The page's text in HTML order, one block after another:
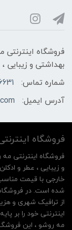
فروشگاه اینترنتی
بهداشتی و زیبایی
شماره تماس:
آدرس ایمیل:
فروشگاه
فروشگاه اینترنتی مه‌
و زیبایی ، عطر و
خارجی با قیمت
شده است. در
از ترافیک شهری و
مه روشو ، این